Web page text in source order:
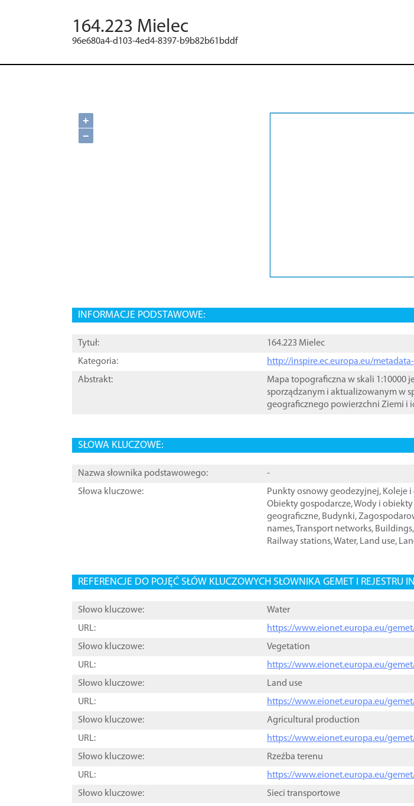
164.223 Mielec
96e680a4-d103-4ed4-8397-b9b82b61bddf
+
−
INFORMACJE PODSTAWOWE:
Tytuł:
164.223 Mielec
Kategoria:
http://inspire.ec.europa.eu/
Abstrakt:
Mapa topograficzna w skali
sporządzanym i aktualizowanym w
geograficznego powierzchni Ziemi i
SŁOWA KLUCZOWE:
Nazwa słownika podstawowego:
-
Słowa kluczowe:
Punkty osnowy geodezyjnej, Koleje
Obiekty gospodarcze,Wody i
geograficzne, Budynki,
names,Transport networks, Buildings,
Railway stations,Water, Land use,
REFERENCJE DO POJĘĆ SŁÓW KLUCZOWYCH SŁOWNIKA GEMET I REJESTRU
Słowo kluczowe:
Water
URL:
https://www.eionet.europa.eu/
Słowo kluczowe:
Vegetation
URL:
https://www.eionet.europa.eu/
Słowo kluczowe:
Land use
URL:
https://www.eionet.europa.eu/
Słowo kluczowe:
Agricultural production
URL:
https://www.eionet.europa.eu/
Słowo kluczowe:
Rzeźba terenu
URL:
https://www.eionet.europa.eu/
Słowo kluczowe:
Sieci transportowe